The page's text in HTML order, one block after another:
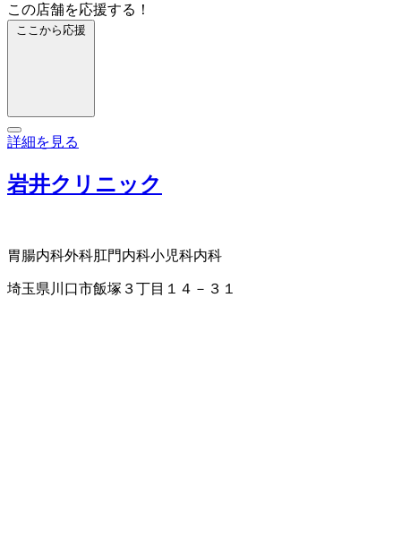
この店舗を応援する！
ここから応援
詳細を見る
岩井クリニック
胃腸内科外科肛門内科小児科内科
埼玉県川口市飯塚３丁目１４－３１